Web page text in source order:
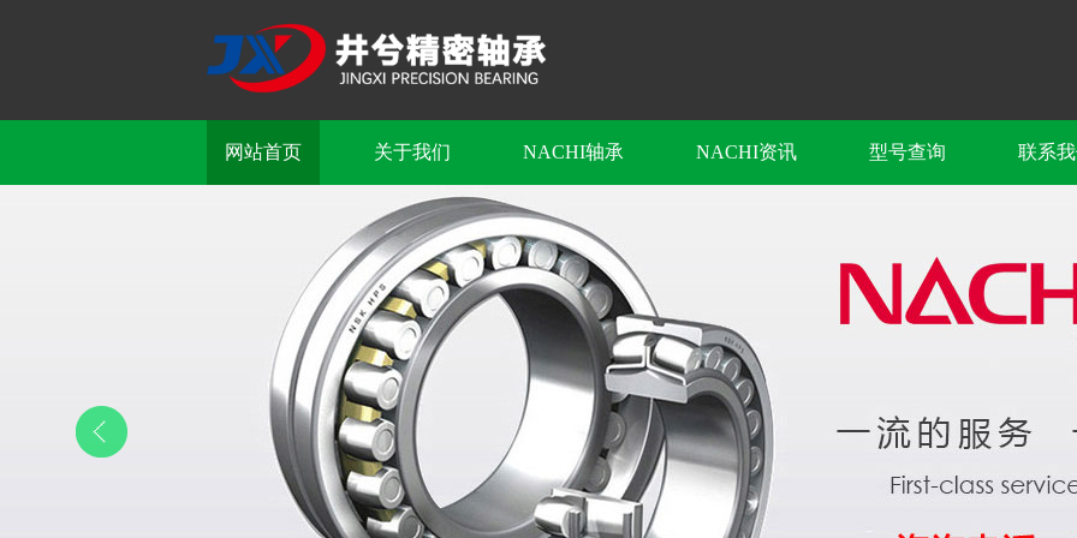
网站首页 关于我们 NACHI轴承 NACHI资讯 型号查询 联系